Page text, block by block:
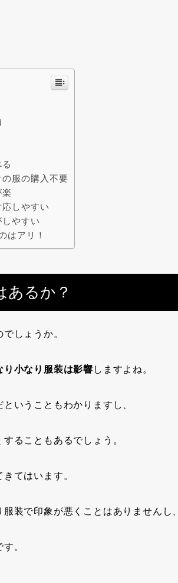
服の購入不要
しやすい
やすい
はアリ！
あるか？
しょうか。
り小なり服装は影響 しますよね。
いうこともわかりますし、
ることもあるでしょう。
きてはいます。
装で印象が悪くことはありませんし、
。